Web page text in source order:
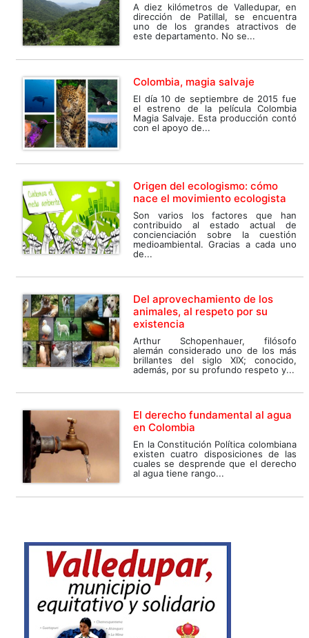
A diez kilómetros de Valledupar, en
dirección de Patillal, se encuentra
uno de los grandes atractivos de
este departamento. No se...
Colombia, magia salvaje
El día 10 de septiembre de 2015 fue
el estreno de la película Colombia
Magia Salvaje. Esta producción contó
con el apoyo de...
Origen del ecologismo: cómo
nace el movimiento ecologista
Son varios los factores que han
contribuido al estado actual de
concienciación sobre la cuestión
medioambiental. Gracias a cada uno
de...
Del aprovechamiento de los
animales, al respeto por su
existencia
Arthur Schopenhauer, filósofo
alemán considerado uno de los más
brillantes del siglo XIX; conocido,
además, por su profundo respeto y...
El derecho fundamental al agua
en Colombia
En la Constitución Política colombiana
existen cuatro disposiciones de las
cuales se desprende que el derecho
al agua tiene rango...